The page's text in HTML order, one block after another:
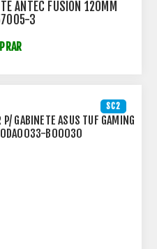
ANTEC FUSION 120MM
3
SC2